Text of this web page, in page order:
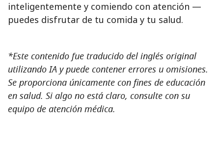
inteligentemente y comiendo con atención —
puedes disfrutar de tu comida y tu salud.
*Este contenido fue traducido del inglés original
utilizando IA y puede contener errores u omisiones.
Se proporciona únicamente con fines de educación
en salud. Si algo no está claro, consulte con su
equipo de atención médica.